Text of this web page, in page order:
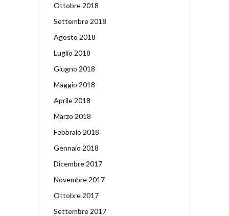
Ottobre 2018
Settembre 2018
Agosto 2018
Luglio 2018
Giugno 2018
Maggio 2018
Aprile 2018
Marzo 2018
Febbraio 2018
Gennaio 2018
Dicembre 2017
Novembre 2017
Ottobre 2017
Settembre 2017